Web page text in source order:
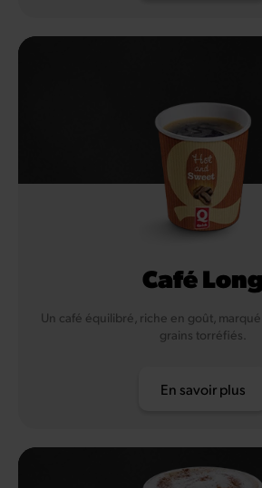
Café
Un café équilibré, riche en goût,
grains torréfiés.
En savoir plus